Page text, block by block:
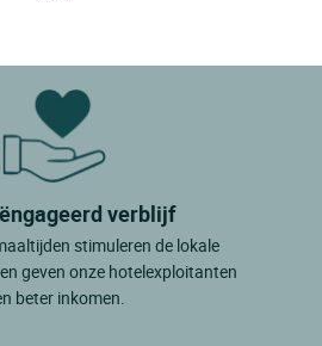
verblijf
stimuleren de lokale
geven onze hotelexploitanten
beter inkomen.